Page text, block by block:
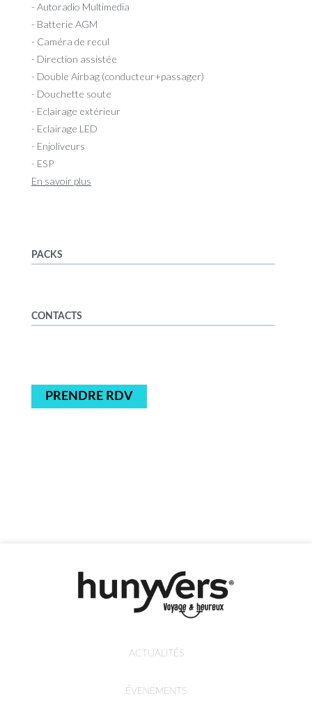
- Autoradio Multimedia
- Batterie AGM
- Caméra de recul
- Direction assistée
- Double Airbag (conducteur+passager)
- Douchette soute
- Eclairage extérieur
- Eclairage LED
- Enjoliveurs
- ESP
En savoir plus
PACKS
CONTACTS
PRENDRE RDV
ACTUALITÉS
ÉVENEMENTS